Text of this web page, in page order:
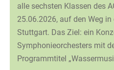
alle sechsten Klassen des
25.06.2026, auf den Weg
Stuttgart. Das Ziel: ein
Symphonieorchesters mit
Programmtitel